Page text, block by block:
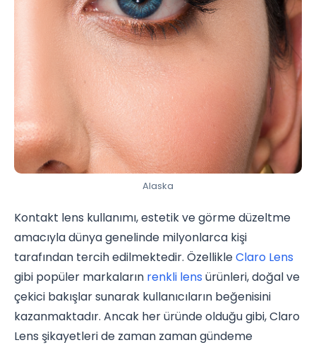
Alaska
Kontakt lens kullanımı, estetik ve görme düzeltme
amacıyla dünya genelinde milyonlarca kişi
tarafından tercih edilmektedir. ÖzellikleClaro Lens
gibi popüler markaların renkli lens ürünleri, doğal ve
çekici bakışlar sunarak kullanıcıların beğenisini
kazanmaktadır. Ancak her üründe olduğu gibi, Claro
Lens şikayetleri de zaman zaman gündeme